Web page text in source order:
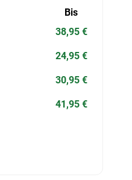
Bis
38,95 €
24,95 €
30,95 €
41,95 €